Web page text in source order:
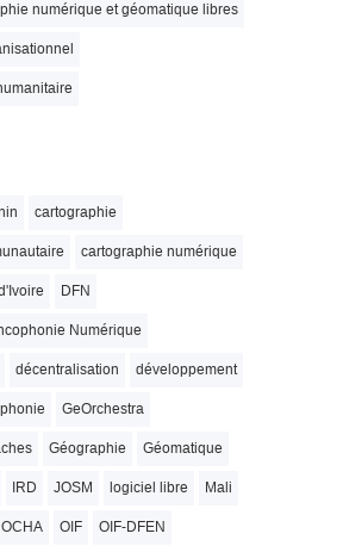
numérique et géomatique libres
cartographie
cartographie numérique
DFN
Numérique
décentralisation développement
GeOrchestra
Géographie Géomatique
IRD JOSM logiciel libre Mali
OCHA OIF OIF-DFEN